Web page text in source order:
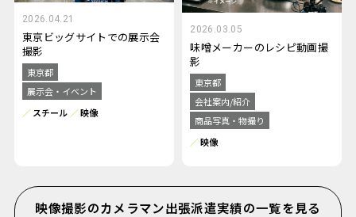
2026.04.21
東京ビッグサイトでの展示会
撮影
東京都
展示会・イベント
スチール
映像
2026.03.05
味噌メーカーのレシピ動画撮
影
東京都
会社案内/紹介
商品写真・物撮り
映像
映像撮影のカメラマン出張派遣実績の一覧を見る